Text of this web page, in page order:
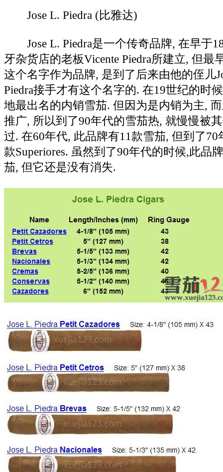
Jose L. Piedra (比雅达)
Jose L. Piedra是一个传奇品牌, 在早于
牙杂货店的老板Vicente Piedra所建立, 但最
这个名字作为品牌, 是到了后来由他的侄儿
Piedra接手才有这个名字的. 在19世纪的时
地最出名的内销雪茄. 但因为是内销为主,
推广, 所以到了90年代的雪茄热, 就慢慢被
过. 在60年代, 此品牌有11款雪茄, 但到了70
款Superiores. 虽然到了90年代的时候,此品
茄, 但它还是没有消失.